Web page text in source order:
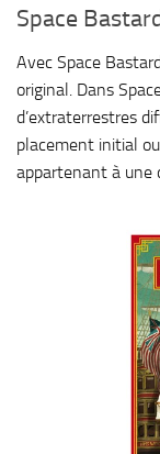
Space
Avec Space
original. Dans
d’extraterrestres
placement initial
appartenant à une